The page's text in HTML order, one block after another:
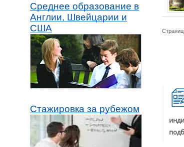
Среднее образование в
Англии, Швейцарии и
США
Стажировка за рубежом